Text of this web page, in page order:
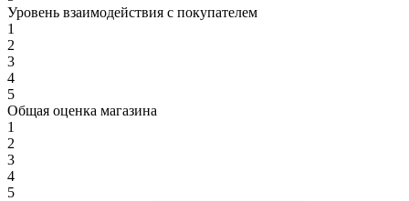
Уровень взаимодействия с покупателем
1
2
3
4
5
Общая оценка магазина
1
2
3
4
5